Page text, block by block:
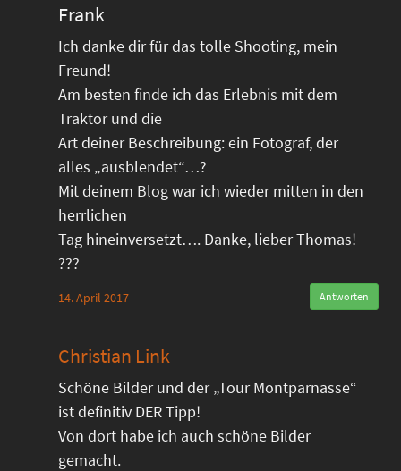
Frank
Ich danke dir für das tolle Shooting, mein
Freund!
Am besten finde ich das Erlebnis mit dem
Traktor und die
Art deiner Beschreibung: ein Fotograf, der
alles „ausblendet“…?
Mit deinem Blog war ich wieder mitten in den
herrlichen
Tag hineinversetzt…. Danke, lieber Thomas!
???
14. April 2017 Antworten
Christian Link
Schöne Bilder und der „Tour Montparnasse“
ist definitiv DER Tipp!
Von dort habe ich auch schöne Bilder
gemacht.